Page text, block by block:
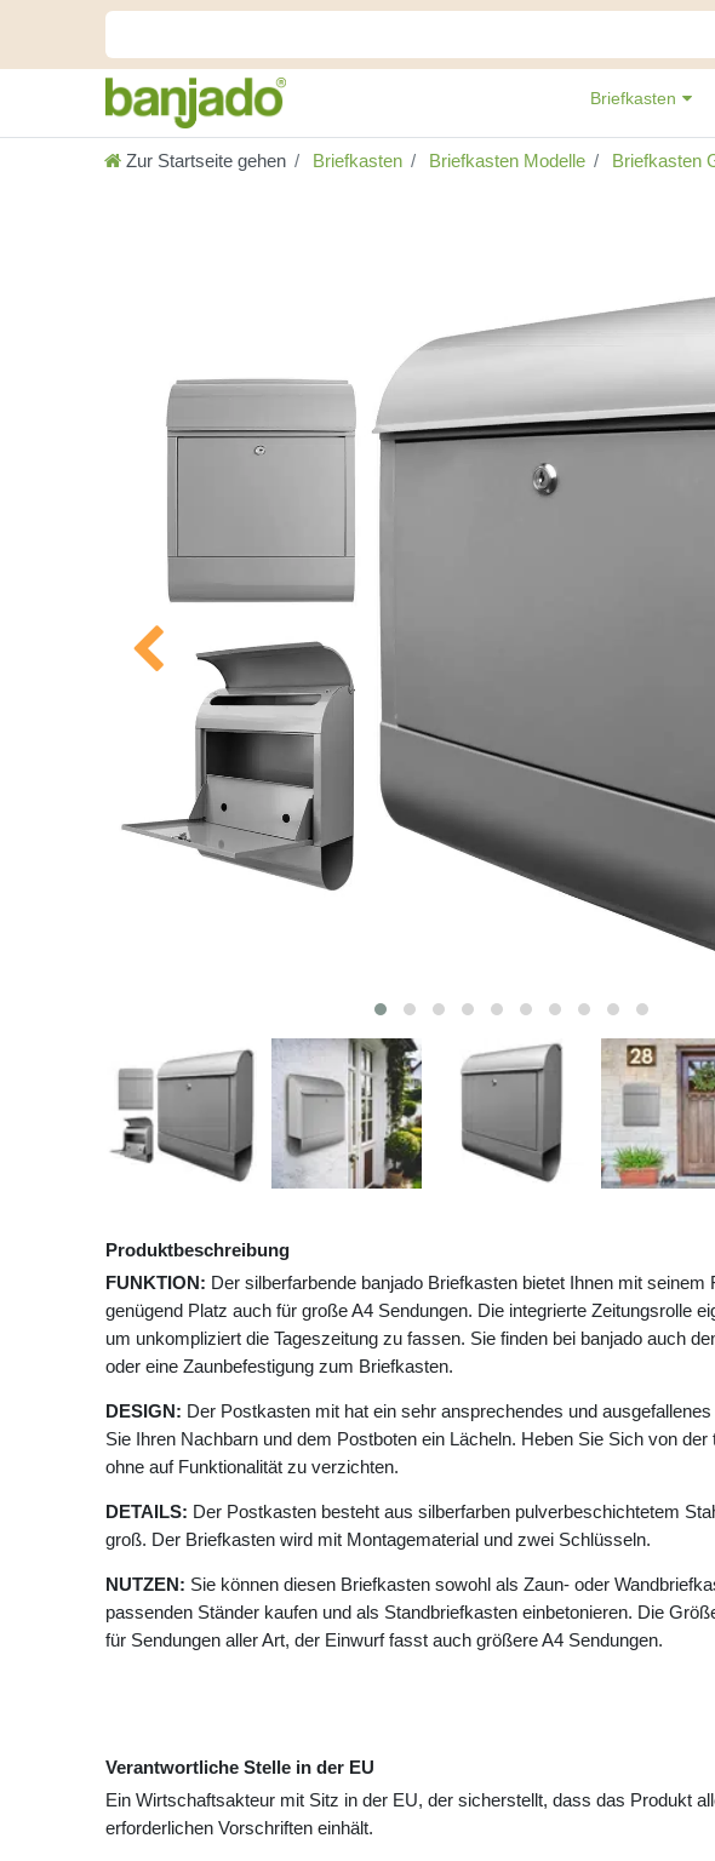
Briefkasten
Zur Startseite gehen Briefkasten Briefkasten Modelle Briefkasten
Produktbeschreibung
FUNKTION: Der silberfarbende banjado Briefkasten bietet Ihnen mit
genügend Platz auch für große A4 Sendungen. Die integrierte Zeitungsrolle
um unkompliziert die Tageszeitung zu fassen. Sie finden bei banjado auch
oder eine Zaunbefestigung zum Briefkasten.
DESIGN: Der Postkasten mit hat ein sehr ansprechendes und
Sie Ihren Nachbarn und dem Postboten ein Lächeln. Heben Sie Sich von
ohne auf Funktionalität zu verzichten.
DETAILS: Der Postkasten besteht aus silberfarben pulverbeschichtetem
groß. Der Briefkasten wird mit Montagematerial und zwei Schlüsseln.
NUTZEN: Sie können diesen Briefkasten sowohl als Zaun- oder
passenden Ständer kaufen und als Standbriefkasten einbetonieren. Die
für Sendungen aller Art, der Einwurf fasst auch größere A4 Sendungen.
Verantwortliche Stelle in der EU
Ein Wirtschaftsakteur mit Sitz in der EU, der sicherstellt, dass das Produkt
erforderlichen Vorschriften einhält.